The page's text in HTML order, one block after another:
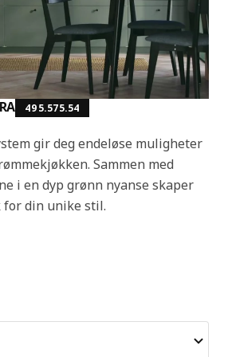
495.575.54
gir deg endeløse muligheter
Sammen med
i en dyp grønn nyanse skaper
din unike stil.